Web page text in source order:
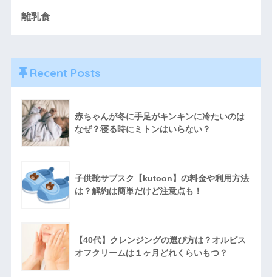
離乳食
Recent Posts
赤ちゃんが冬に手足がキンキンに冷たいのは
なぜ？寝る時にミトンはいらない？
子供靴サブスク【kutoon】の料金や利用方法
は？解約は簡単だけど注意点も！
【40代】クレンジングの選び方は？オルビス
オフクリームは１ヶ月どれくらいもつ？